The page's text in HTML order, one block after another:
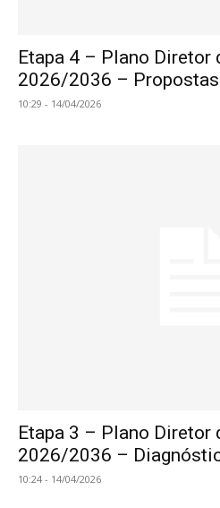
Etapa 4 – Plano Diretor
2026/2036 –
10:29 - 14/04/2026
Etapa 3 – Plano Diretor
2026/2036 –
10:24 - 14/04/2026